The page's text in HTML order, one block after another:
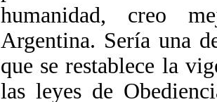
humanidad, creo
Argentina. Sería una
que se restablece la
las leyes de